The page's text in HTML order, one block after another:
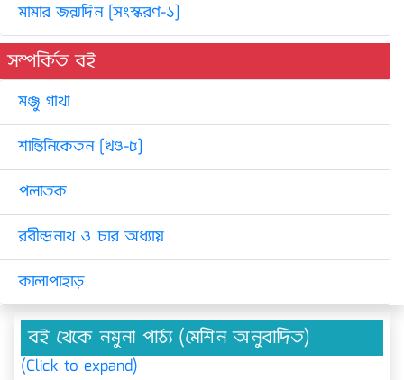
মামার জন্মদিন [সংস্করণ-১]
সম্পর্কিত বই
মঞ্জু গাথা
শান্তিনিকেতন [খণ্ড-৫]
পলাতক
রবীন্দ্রনাথ ও চার অধ্যায়
কালাপাহাড়
বই থেকে নমুনা পাঠ্য (মেশিন অনুবাদিত)
(Click to expand)